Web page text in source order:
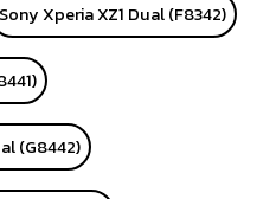
Sony Xperia XZ1 Dual (F8342)
(G8442)